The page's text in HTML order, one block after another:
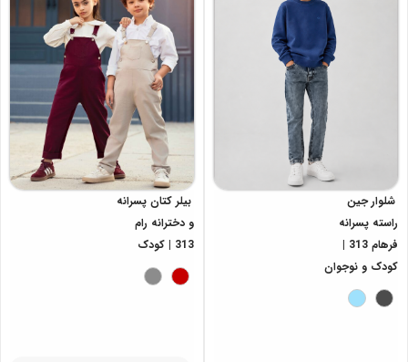
شلوار جین
راسته پسرانه
فرهام 313 |
کودک و نوجوان
بیلر کتان پسرانه
و دخترانه رام
313 | کودک